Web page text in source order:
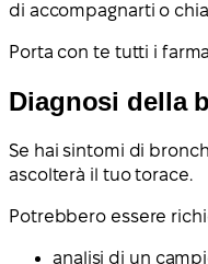
di accompagnarti o
Porta con te tutti i
Diagnosi della
Se hai sintomi di
ascolterà il tuo torace.
Potrebbero essere
analisi di un